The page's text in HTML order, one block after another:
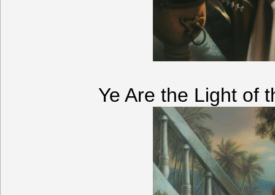
Ye Are the Light of